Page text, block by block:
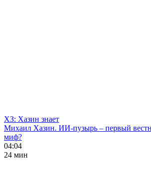
ХЗ: Хазин знает
Михаил Хазин. ИИ-пузырь – первый
миф?
04:04
24 мин